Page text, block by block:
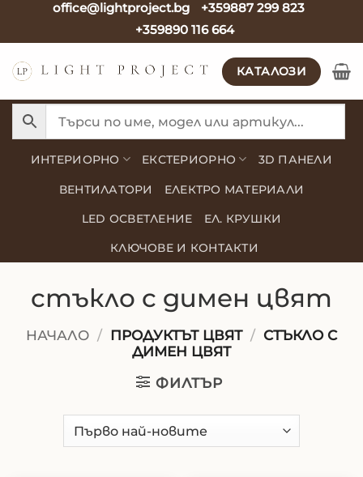
office@lightproject.bg
+359887 299 823
+359890 116 664
КАТАЛОЗИ
ИНТЕРИОРНО ЕКСТЕРИОРНО 3D ПАНЕЛИ
ВЕНТИЛАТОРИ ЕЛЕКТРО МАТЕРИАЛИ
LED ОСВЕТЛЕНИЕ ЕЛ. КРУШКИ
КЛЮЧОВЕ И КОНТАКТИ
стъкло с димен цвят
НАЧАЛО / ПРОДУКТЪТ ЦВЯТ / СТЪКЛО С
ДИМЕН ЦВЯТ
ФИЛТЪР